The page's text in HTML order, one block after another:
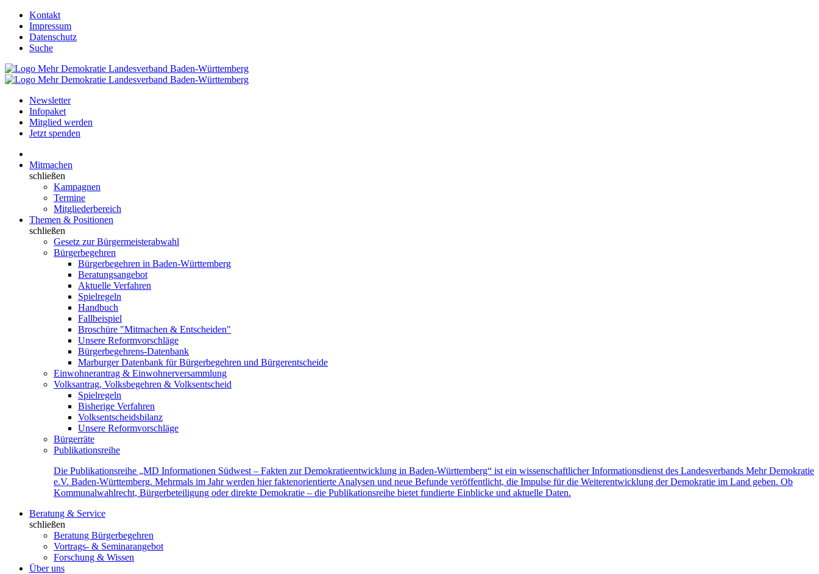
Kontakt
Impressum
Datenschutz
Suche
Newsletter
Infopaket
Mitglied werden
Jetzt spenden
Mitmachen
schließen
Kampagnen
Termine
Mitgliederbereich
Themen & Positionen
schließen
Gesetz zur Bürgermeisterabwahl
Bürgerbegehren
Bürgerbegehren in Baden-Württemberg
Beratungsangebot
Aktuelle Verfahren
Spielregeln
Handbuch
Fallbeispiel
Broschüre "Mitmachen & Entscheiden"
Unsere Reformvorschläge
Bürgerbegehrens-Datenbank
Marburger Datenbank für Bürgerbegehren und Bürgerentscheide
Einwohnerantrag & Einwohnerversammlung
Volksantrag, Volksbegehren & Volksentscheid
Spielregeln
Bisherige Verfahren
Volksentscheidsbilanz
Unsere Reformvorschläge
Bürgerräte
Publikationsreihe
Die Publikationsreihe „MD Informationen Südwest – Fakten zur Demokratieentwicklung in Baden-Württemberg“ ist ein wissenschaftlicher Informationsdienst des Landesverbands Mehr Demokratie
e.V. Baden-Württemberg. Mehrmals im Jahr werden hier faktenorientierte Analysen und neue Befunde veröffentlicht, die Impulse für die Weiterentwicklung der Demokratie im Land geben. Ob
Kommunalwahlrecht, Bürgerbeteiligung oder direkte Demokratie – die Publikationsreihe bietet fundierte Einblicke und aktuelle Daten.
Beratung & Service
schließen
Beratung Bürgerbegehren
Vortrags- & Seminarangebot
Forschung & Wissen
Über uns